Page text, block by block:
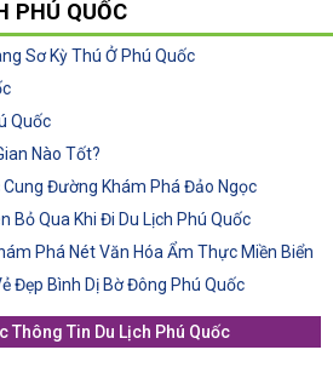
PHÚ QUỐC
Sơ Kỳ Thú Ở Phú Quốc
Quốc
Nào Tốt?
Cung Đường Khám Phá Đảo Ngọc
Bỏ Qua Khi Đi Du Lịch Phú Quốc
Phá Nét Văn Hóa Ẩm Thực Miền Biển
Đẹp Bình Dị Bờ Đông Phú Quốc
Thông Tin Du Lịch Phú Quốc